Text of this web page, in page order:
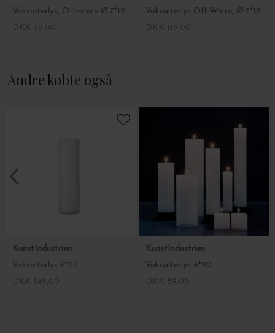
Voksalterlys, Off-white Ø:7*12
Voksalterlys Off White, Ø:7*18
Andre købte også
KunstIndustrien
Voksalterlys 7*24
KunstIndustrien
Voksalterlys 6*20